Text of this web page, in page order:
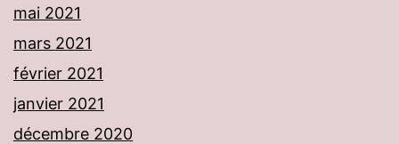
mai 2021
mars 2021
février 2021
janvier 2021
décembre 2020